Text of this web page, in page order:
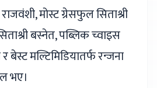
मोस्ट ग्रेसफुल सिताश्री
बस्नेत, पब्लिक च्वाइस
बेस्ट मल्टिमिडियातर्फ रन्जना
भए।